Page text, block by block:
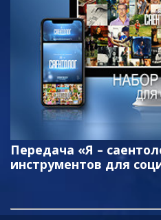
Передача «Я –
инструментов для